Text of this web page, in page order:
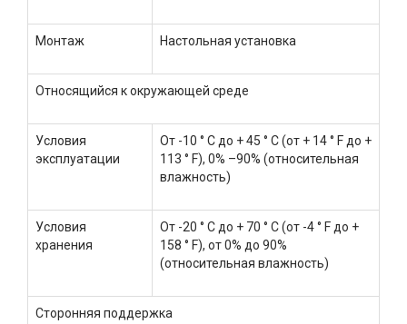
Монтаж Настольная установка
Относящийся к окружающей среде
Условия
эксплуатации
От -10 ° C до + 45 ° C (от + 14 ° F до +
113 ° F), 0% –90% (относительная
влажность)
Условия
хранения
От -20 ° C до + 70 ° C (от -4 ° F до +
158 ° F), от 0% до 90%
(относительная влажность)
Сторонняя поддержка